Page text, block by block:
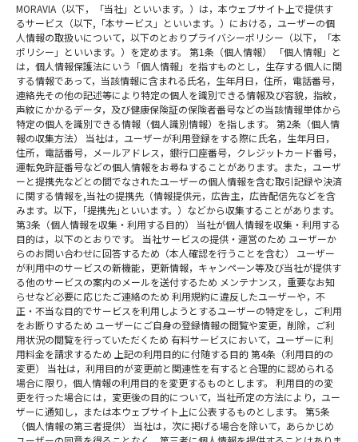
MORAVIA（以下，「当社」といいます。）は，本ウェブサイト上で提供す
るサービス（以下,「本サービス」といいます。）における，ユーザーの個
人情報の取扱いについて，以下のとおりプライバシーポリシー（以下，「本
ポリシー」といいます。）を定めます。 第1条（個人情報） 「個人情報」と
は，個人情報保護法にいう「個人情報」を指すものとし，生存する個人に関
する情報であって，当該情報に含まれる氏名，生年月日，住所，電話番号，
連絡先その他の記述等により特定の個人を識別できる情報及び容貌，指紋，
声紋にかかるデータ，及び健康保険証の保険者番号などの当該情報単体から
特定の個人を識別できる情報（個人識別情報）を指します。 第2条（個人情
報の収集方法） 当社は，ユーザーが利用登録をする際に氏名，生年月日，
住所，電話番号，メールアドレス，銀行口座番号，クレジットカード番号，
運転免許証番号などの個人情報をお尋ねすることがあります。また，ユーザ
ーと提携先などとの間でなされたユーザーの個人情報を含む取引記録や決済
に関する情報を,当社の提携先（情報提供元，広告主，広告配信先などを含
みます。以下，｢提携先｣といいます。）などから収集することがあります。
第3条（個人情報を収集・利用する目的） 当社が個人情報を収集・利用する
目的は，以下のとおりです。 当社サービスの提供・運営のため ユーザーか
らのお問い合わせに回答するため（本人確認を行うことを含む） ユーザー
が利用中のサービスの新機能，更新情報，キャンペーン等及び当社が提供す
る他のサービスの案内のメールを送付するため メンテナンス，重要なお知
らせなど必要に応じたご連絡のため 利用規約に違反したユーザーや，不
正・不当な目的でサービスを利用しようとするユーザーの特定をし，ご利用
をお断りするため ユーザーにご自身の登録情報の閲覧や変更，削除，ご利
用状況の閲覧を行っていただくため 有料サービスにおいて，ユーザーに利
用料金を請求するため 上記の利用目的に付随する目的 第4条（利用目的の
変更） 当社は，利用目的が変更前と関連性を有すると合理的に認められる
場合に限り，個人情報の利用目的を変更するものとします。 利用目的の変
更を行った場合には，変更後の目的について，当社所定の方法により，ユー
ザーに通知し，または本ウェブサイト上に公表するものとします。 第5条
（個人情報の第三者提供） 当社は，次に掲げる場合を除いて，あらかじめ